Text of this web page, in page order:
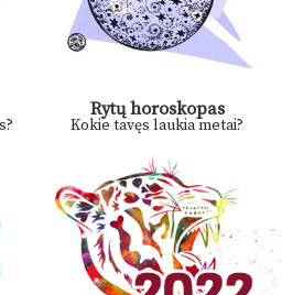
Rytų horoskopas
Kokie tavęs laukia metai?